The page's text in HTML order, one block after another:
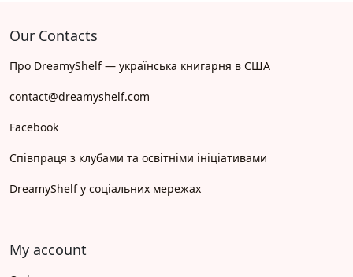
Our Contacts
Про DreamyShelf — українська книгарня в США
contact@dreamyshelf.com
Facebook
Співпраця з клубами та освітніми ініціативами
DreamyShelf у соціальних мережах
My account